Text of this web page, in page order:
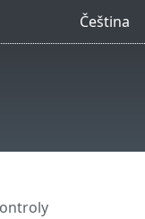
Čeština